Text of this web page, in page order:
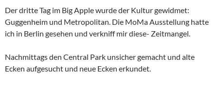
Der dritte Tag im Big Apple wurde der Kultur gewidmet:
Guggenheim und Metropolitan. Die MoMa Ausstellung hatte
ich in Berlin gesehen und verkniff mir diese- Zeitmangel.
Nachmittags den Central Park unsicher gemacht und alte
Ecken aufgesucht und neue Ecken erkundet.